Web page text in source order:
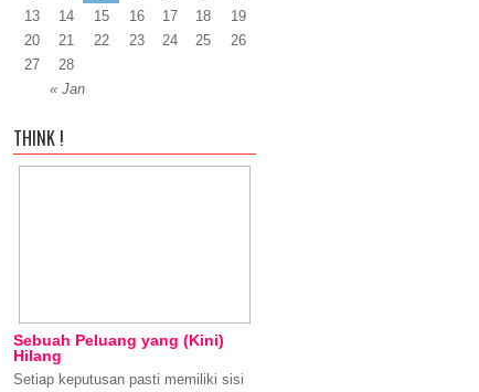
« Jan
13
14 15 16 17 18
19
20
21 22 23 24 25
26
27
28
THINK !
Sebuah Peluang yang (Kini)
Hilang
Setiap keputusan pasti memiliki sisi